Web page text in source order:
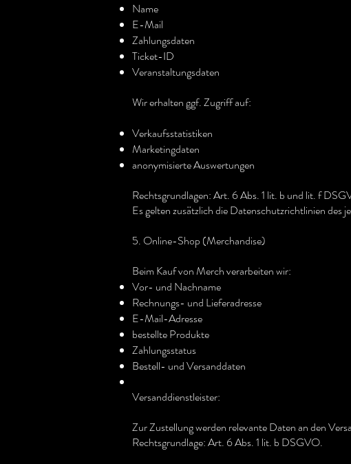
Name
E-Mail
Zahlungsdaten
Ticket-ID
Veranstaltungsdaten
Wir erhalten ggf. Zugriff auf:
Verkaufsstatistiken
Marketingdaten
anonymisierte Auswertungen
Rechtsgrundlagen: Art. 6 Abs. 1 lit. b und lit. f
Es gelten zusätzlich die Datenschutzrichtlinien des
5. Online-Shop (Merchandise)
Beim Kauf von Merch verarbeiten wir:
Vor- und Nachname
Rechnungs- und Lieferadresse
E-Mail-Adresse
bestellte Produkte
Zahlungsstatus
Bestell- und Versanddaten
Versanddienstleister:
Zur Zustellung werden relevante Daten an den
Rechtsgrundlage: Art. 6 Abs. 1 lit. b DSGVO.